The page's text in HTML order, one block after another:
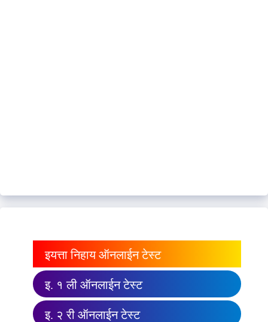
इयत्ता निहाय ऑनलाईन टेस्ट
इ. १ ली ऑनलाईन टेस्ट
इ. २ री ऑनलाईन टेस्ट